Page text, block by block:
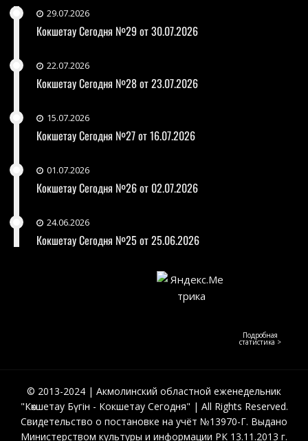
29.07.2026
Кокшетау Сегодня №29 от 30.07.2026
22.07.2026
Кокшетау Сегодня №28 от 23.07.2026
15.07.2026
Кокшетау Сегодня №27 от 16.07.2026
01.07.2026
Кокшетау Сегодня №26 от 02.07.2026
24.06.2026
Кокшетау Сегодня №25 от 25.06.2026
Подробная
статистика >
© 2013-2024 | Акмолинский областной еженедельник
"Көкшетау Бүгін - Кокшетау Сегодня" | All Rights Reserved.
Свидетельство о постановке на учёт №13970-Г. Выдано
Министерством культуры и информации РК 13.11.2013 г.